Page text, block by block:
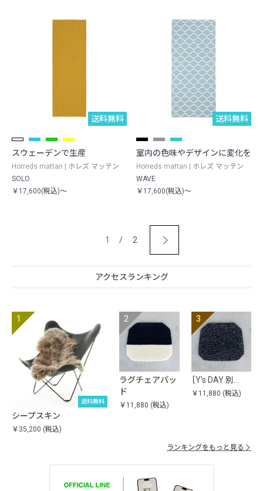
送料無料
スウェーデンで生産
Horreds mattan | ホレズ マッテン
SOLO
￥17,600(税込)～
送料無料
室内の色味やデザインに変化を
Horreds mattan | ホレズ マッテン
WAVE
￥17,600(税込)～
1 / 2
アクセスランキング
送料無料
シープスキン
￥35,200 (税込)
ラグチェアパッ
ド
￥11,880 (税込)
［Y's DAY 別…
￥11,880 (税込)
ランキングをもっと見る